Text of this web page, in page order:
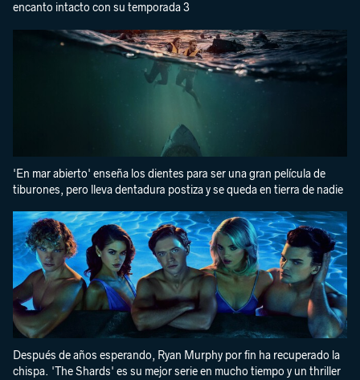
encanto intacto con su temporada 3
'En mar abierto' enseña los dientes para ser una gran película de
tiburones, pero lleva dentadura postiza y se queda en tierra de nadie
Después de años esperando, Ryan Murphy por fin ha recuperado la
chispa. 'The Shards' es su mejor serie en mucho tiempo y un thriller